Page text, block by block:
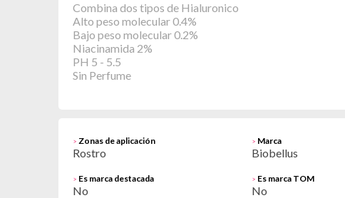
Combina dos tipos de Hialuronico
Alto peso molecular 0.4%
Bajo peso molecular 0.2%
Niacinamida 2%
PH 5 - 5.5
Sin Perfume
> Zonas de aplicación
Rostro
> Marca
Biobellus
> Es marca destacada
No
> Es marca TOM
No